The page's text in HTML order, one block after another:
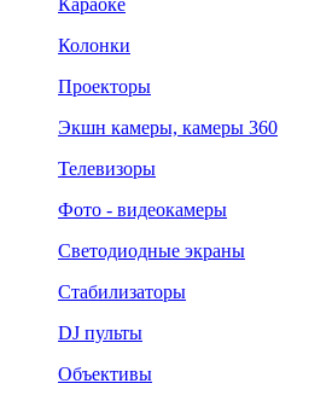
Караоке
Колонки
Проекторы
Экшн камеры, камеры 360
Телевизоры
Фото - видеокамеры
Светодиодные экраны
Стабилизаторы
DJ пульты
Объективы